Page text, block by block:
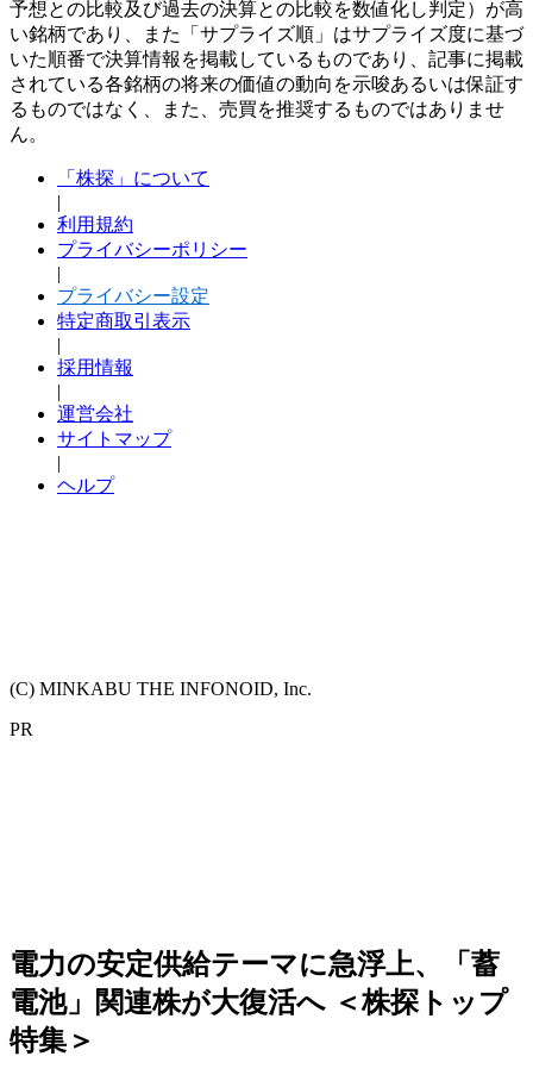
予想との比較及び過去の決算との比較を数値化し判定）が高
い銘柄であり、また「サプライズ順」はサプライズ度に基づ
いた順番で決算情報を掲載しているものであり、記事に掲載
されている各銘柄の将来の価値の動向を示唆あるいは保証す
るものではなく、また、売買を推奨するものではありませ
ん。
「株探」について
|
利用規約
プライバシーポリシー
|
プライバシー設定
特定商取引表示
|
採用情報
|
運営会社
サイトマップ
|
ヘルプ
(C) MINKABU THE INFONOID, Inc.
PR
電力の安定供給テーマに急浮上、「蓄
電池」関連株が大復活へ ＜株探トップ
特集＞